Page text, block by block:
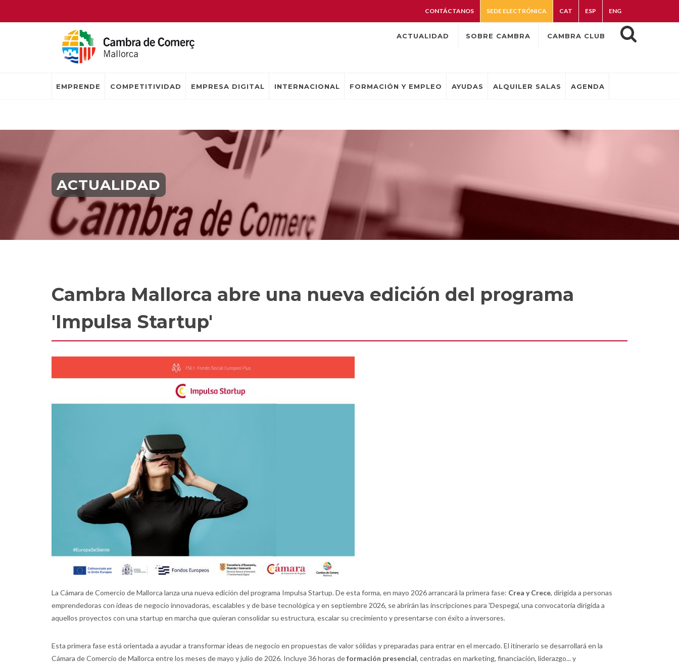
CONTÁCTANOS SEDE ELECTRÓNICA CAT ESP ENG
ACTUALIDAD SOBRE CAMBRA CAMBRA CLUB
EMPRENDE COMPETITIVIDAD EMPRESA DIGITAL INTERNACIONAL FORMACIÓN Y EMPLEO AYUDAS ALQUILER SALAS AGENDA
ACTUALIDAD
Cambra Mallorca abre una nueva edición del programa
'Impulsa Startup'
La Cámara de Comercio de Mallorca lanza una nueva edición del programa Impulsa Startup. De esta forma, en mayo 2026 arrancará la primera fase: Crea y Crece, dirigida a personas
emprendedoras con ideas de negocio innovadoras, escalables y de base tecnológica y en septiembre 2026, se abrirán las inscripciones para 'Despega', una convocatoria dirigida a
aquellos proyectos con una startup en marcha que quieran consolidar su estructura, escalar su crecimiento y presentarse con éxito a inversores.
Esta primera fase está orientada a ayudar a transformar ideas de negocio en propuestas de valor sólidas y preparadas para entrar en el mercado. El itinerario se desarrollará en la
Cámara de Comercio de Mallorca entre los meses de mayo y julio de 2026. Incluye 36 horas deformación presencial, centradas en marketing, financiación, liderazgo... y